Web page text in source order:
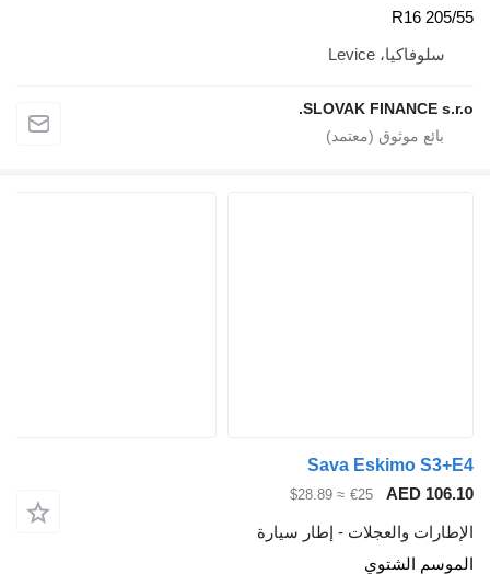
SLOVAK
Sava
€25
≈ $28.89
والعجلات - إطار سيارة